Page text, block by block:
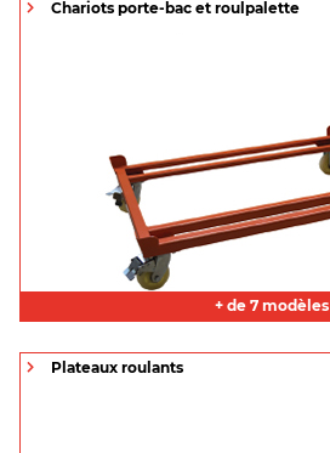
Chariots porte-bac et roulpalette
+ de 7 modèles
Plateaux roulants